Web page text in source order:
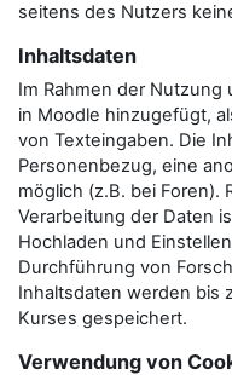
seitens des Nutzers
Inhaltsdaten
Im Rahmen der
in Moodle hinzugefügt,
von Texteingaben. Die
Personenbezug, eine
möglich (z.B. bei Foren).
Verarbeitung der Daten
Hochladen und
Durchführung von
Inhaltsdaten werden bis
Kurses gespeichert.
Verwendung von